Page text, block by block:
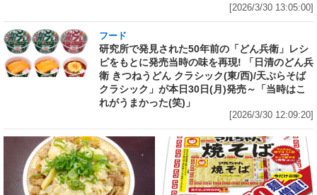
[2026/3/30 13:05:00]
フード
研究所で発見された50年前の「どん兵衛」レシ
ピをもとに発売当時の味を再現! 「日清のどん兵
衛 きつねうどん クラシック(東/西)/天ぷらそば
クラシック」が本日30日(月)発売～「当時はこ
れがうまかった(笑)」
[2026/3/30 12:09:20]